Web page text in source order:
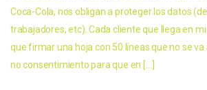
Coca-Cola, nos obligan a proteger los datos
trabajadores, etc). Cada cliente que llega en
que firmar una hoja con 50 líneas que no se va
no consentimiento para que en […]